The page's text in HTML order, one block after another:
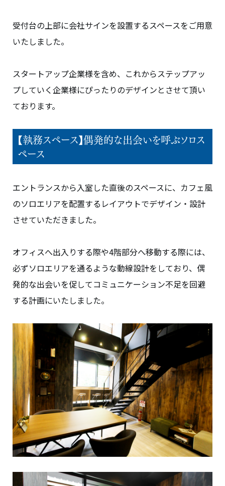
受付台の上部に会社サインを設置するスペースをご用意
いたしました。
スタートアップ企業様を含め、これからステップアッ
プしていく企業様にぴったりのデザインとさせて頂い
ております。
【執務スペース】偶発的な出会いを呼ぶソロス
ペース
エントランスから入室した直後のスペースに、カフェ風
のソロエリアを配置するレイアウトでデザイン・設計
させていただきました。
オフィスへ出入りする際や4階部分へ移動する際には、
必ずソロエリアを通るような動線設計をしており、偶
発的な出会いを促してコミュニケーション不足を回避
する計画にいたしました。